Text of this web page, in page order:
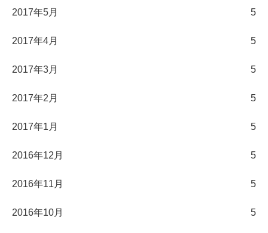
2017年5月 5
2017年4月 5
2017年3月 5
2017年2月 5
2017年1月 5
2016年12月 5
2016年11月 5
2016年10月 5